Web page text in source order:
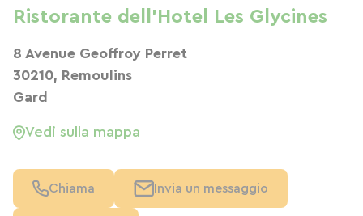
Ristorante dell'Hotel Les Glycines
8 Avenue Geoffroy Perret
30210, Remoulins
Gard
Vedi sulla mappa
Chiama Invia un messaggio